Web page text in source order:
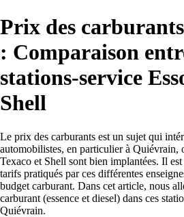
Prix des
: Comparaison
stations-service
Shell
Le prix des carburants est un sujet qui
automobilistes, en particulier à Quiévrain,
Texaco et Shell sont bien implantées. Il
tarifs pratiqués par ces différentes
budget carburant. Dans cet article, nous
carburant (essence et diesel) dans ces
Quiévrain.